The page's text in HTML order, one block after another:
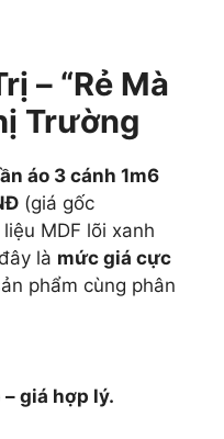
– “Rẻ Mà
Trường
áo 3 cánh 1m6
(giá gốc
MDF lõi xanh
là mức giá cực
phẩm cùng phân
giá hợp lý.